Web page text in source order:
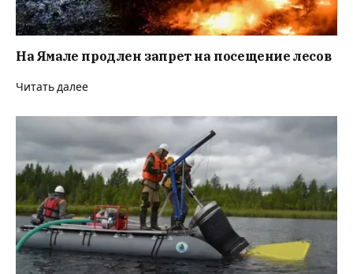
На Ямале продлен запрет на посещение лесов
Читать далее